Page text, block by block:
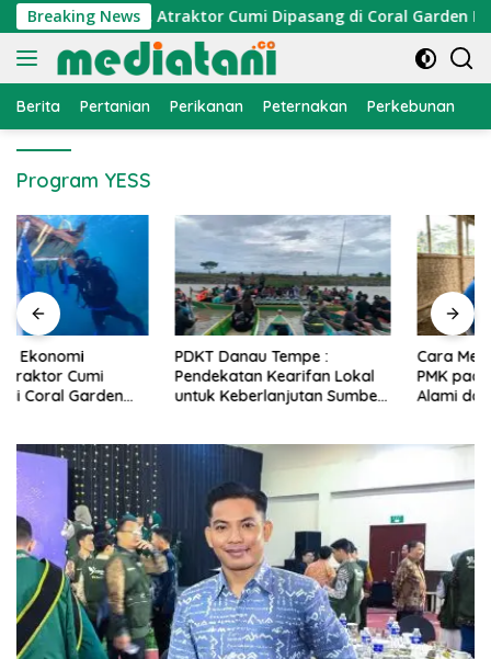
Langsung
ke
konten
Breaking News
Nelayan, Atraktor Cumi Dipasang di Coral Garden Pulau
Berita Pertanian Perikanan Peternakan Perkebunan
Program YESS
PDKT Danau Tempe :
Pendekatan Kearifan Lokal
untuk Keberlanjutan Sumber
Cara Mengatasi Penyakit
PMK pada Sapi Perah Secara
Alami dan Medis